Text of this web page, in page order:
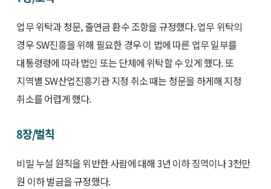
업무 위탁과 청문, 출연금 환수 조항을 규정했다. 업무 위탁의
경우 SW진흥을 위해 필요한 경우 이 법에 따른 업무 일부를
대통령령에 따라 법인 또는 단체에 위탁할 수 있게 했다. 또
지역별 SW산업진흥기관 지정 취소 때는 청문을 하게해 지정
취소를 어렵게 했다.
8장/벌칙
비밀 누설 원칙을 위반한 사람에 대해 3년 이하 징역이나 3천만
원 이하 벌금을 규정했다.